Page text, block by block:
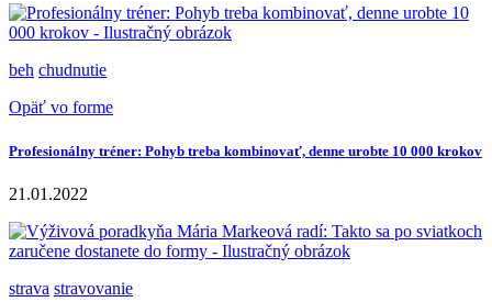
beh chudnutie
Opäť vo forme
Profesionálny tréner: Pohyb treba kombinovať, denne urobte 10 000 krokov
21.01.2022
strava stravovanie